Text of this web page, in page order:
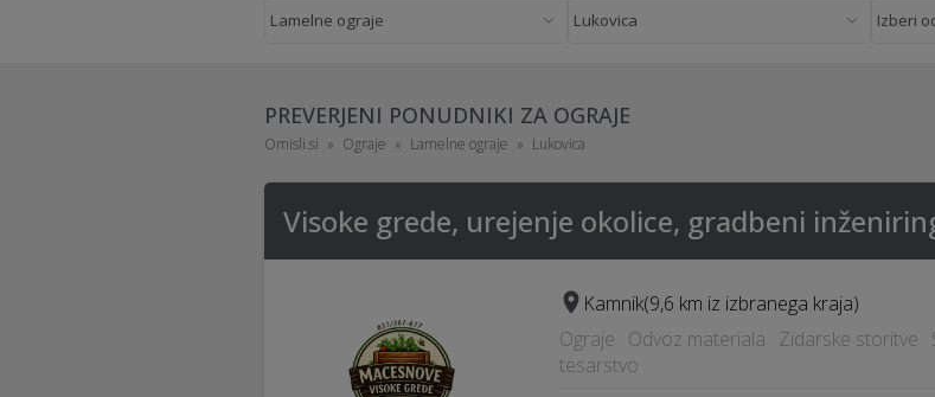
PREVERJENI PONUDNIKI ZA OGRAJE
Omisli.si Ograje Lamelne ograje Lukovica
Visoke grede, urejenje okolice, gradbeni
Kamnik(9,6 km iz izbranega kraja)
Ograje · Odvoz materiala · Zidarske storitve
tesarstvo